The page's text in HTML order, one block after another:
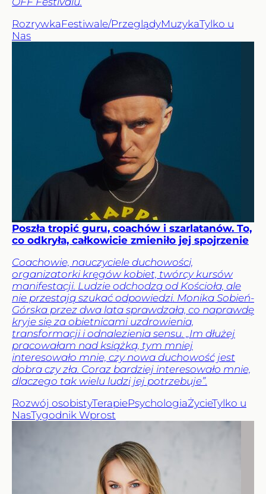
RozrywkaFestiwale/PrzeglądyMuzykaTylko u
Nas
Poszła tropić guru, coachów i szarlatanów. To,
co odkryła, całkowicie zmieniło jej spojrzenie
Coachowie, nauczyciele duchowości,
organizatorki kręgów kobiet, twórcy kursów
manifestacji. Ludzie odchodzą od Kościoła, ale
nie przestają szukać odpowiedzi. Monika Sobień-
Górska przez dwa lata sprawdzała, co naprawdę
kryje się za obietnicami uzdrowienia,
transformacji i odnalezienia sensu. „Im dłużej
pracowałam nad książką, tym mniej
interesowało mnie, czy nowa duchowość jest
dobra czy zła. Coraz bardziej interesowało mnie,
dlaczego tak wielu ludzi jej potrzebuje”.
Rozwój osobistyTerapiePsychologiaŻycieTylko u
NasTygodnik Wprost